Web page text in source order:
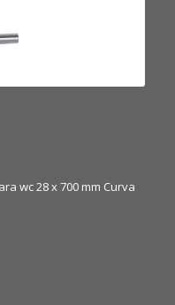
wc 28 x 700 mm Curva